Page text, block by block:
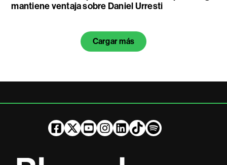
mantiene ventaja sobre Daniel Urresti
Cargar más